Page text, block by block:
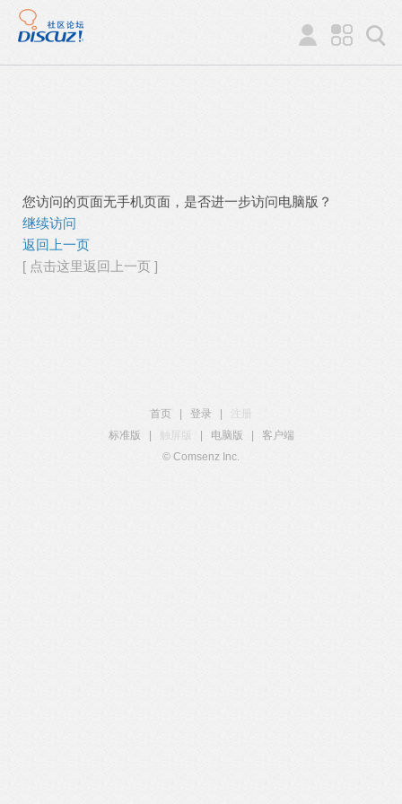
您访问的页面无手机页面，是否进一步访问电脑版？
继续访问
返回上一页
[ 点击这里返回上一页 ]
首页 登录
注册
标准版
触屏版 电脑版
客户端
© Comsenz Inc.